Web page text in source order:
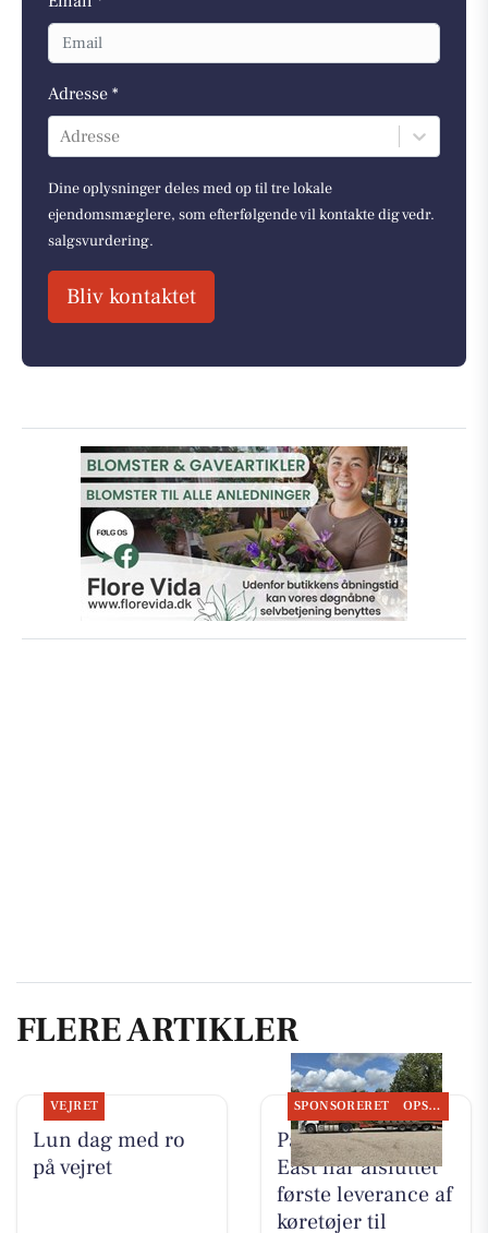
Adresse *
Adresse
Dine oplysninger deles med op til tre lokale
ejendomsmæglere, som efterfølgende vil kontakte dig vedr.
salgsvurdering.
Bliv kontaktet
FLERE ARTIKLER
VEJRET
Lun dag med ro
på vejret
SPONSORERET OPSLAGSTAVLEN
PanzerMuseum
East har afsluttet
første leverance af
køretøjer til